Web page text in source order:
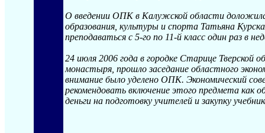
О введении ОПК в Калужской области
образования, культуры и спорта Татьяна
преподаваться с 5-го по 11-й класс один раз в
24 июля 2006 года в городке Старице Тверской
монастыря, прошло заседание областного
внимание было уделено ОПК. Экономический
рекомендовать включение этого предмета как
деньги на подготовку учителей и закупку